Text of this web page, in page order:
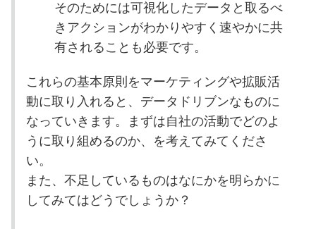
そのためには可視化したデータと取るべ
きアクションがわかりやすく速やかに共
有されることも必要です。
これらの基本原則をマーケティングや拡販活
動に取り入れると、データドリブンなものに
なっていきます。
まずは自社の活動でどのよ
うに取り組めるのか、を考えてみてくださ
い。
また、不足しているものはなにかを明らかに
してみてはどうでしょうか？